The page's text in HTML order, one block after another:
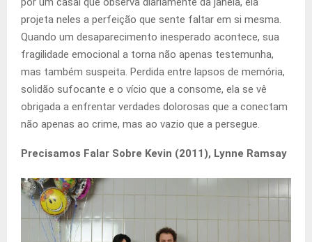
projeta neles a perfeição que sente faltar em si mesma.
Quando um desaparecimento inesperado acontece, sua
fragilidade emocional a torna não apenas testemunha,
mas também suspeita. Perdida entre lapsos de memória,
solidão sufocante e o vício que a consome, ela se vê
obrigada a enfrentar verdades dolorosas que a conectam
não apenas ao crime, mas ao vazio que a persegue.
Precisamos Falar Sobre Kevin (2011), Lynne Ramsay